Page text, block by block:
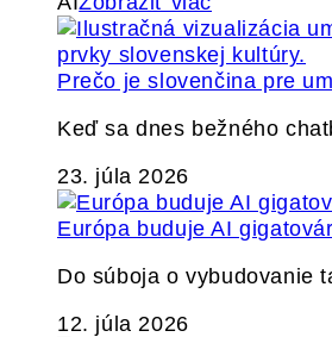
Prečo je slovenčina pre
Keď sa dnes bežného
23. júla 2026
Európa buduje AI
Do súboja o vybudovanie
12. júla 2026